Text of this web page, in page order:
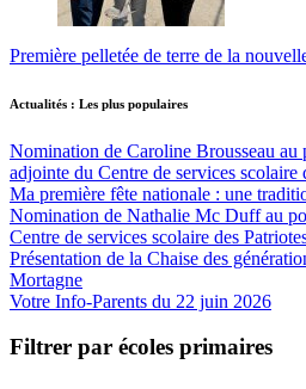
Première pelletée de terre de la
Actualités : Les plus populaires
Nomination de Caroline Brousseau au
adjointe du Centre de services scolaire
Ma première fête nationale : une
Nomination de Nathalie Mc Duff au
Centre de services scolaire des
Présentation de la Chaise des
Mortagne
Votre Info-Parents du 22 juin 2026
Filtrer par écoles primaires